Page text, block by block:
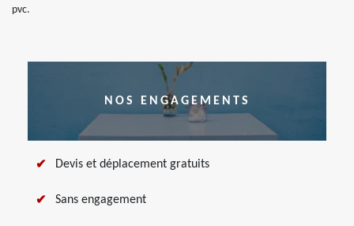
pvc.
NOS ENGAGEMENTS
Devis et déplacement gratuits
Sans engagement